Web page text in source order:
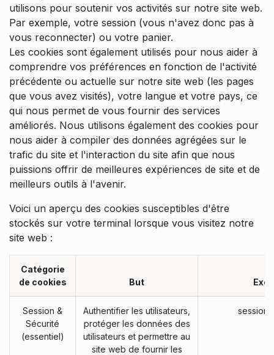
utilisons pour soutenir vos activités sur notre site web.
Par exemple, votre session (vous n'avez donc pas à
vous reconnecter) ou votre panier.
Les cookies sont également utilisés pour nous aider à
comprendre vos préférences en fonction de l'activité
précédente ou actuelle sur notre site web (les pages
que vous avez visités), votre langue et votre pays, ce
qui nous permet de vous fournir des services
améliorés. Nous utilisons également des cookies pour
nous aider à compiler des données agrégées sur le
trafic du site et l'interaction du site afin que nous
puissions offrir de meilleures expériences de site et de
meilleurs outils à l'avenir.
Voici un aperçu des cookies susceptibles d'être
stockés sur votre terminal lorsque vous visitez notre
site web :
Catégorie
de cookies
But
Session &
Sécurité
(essentiel)
Authentifier les utilisateurs,
protéger les données des
utilisateurs et permettre au
site web de fournir les